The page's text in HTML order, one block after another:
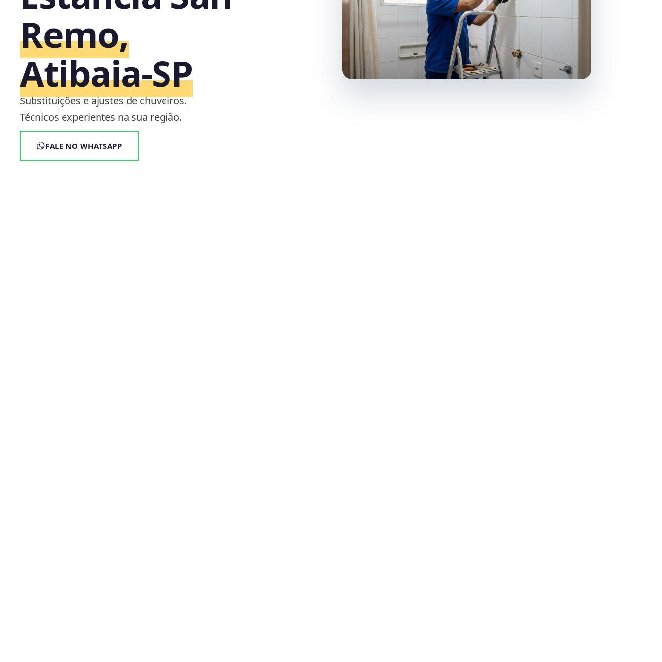
Remo,
Atibaia‑SP
Substituições e ajustes de chuveiros.
Técnicos experientes na sua região.
FALE NO WHATSAPP